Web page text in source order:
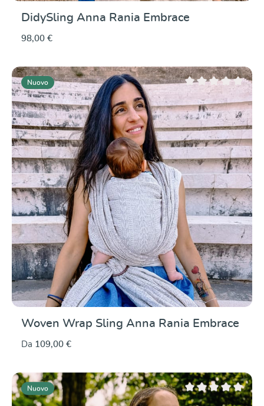
DidySling Anna Rania Embrace
98,00 €
Nuovo
Valutazione media
Woven Wrap Sling Anna Rania Embrace
Da 109,00 €
Nuovo
Valutazione media di